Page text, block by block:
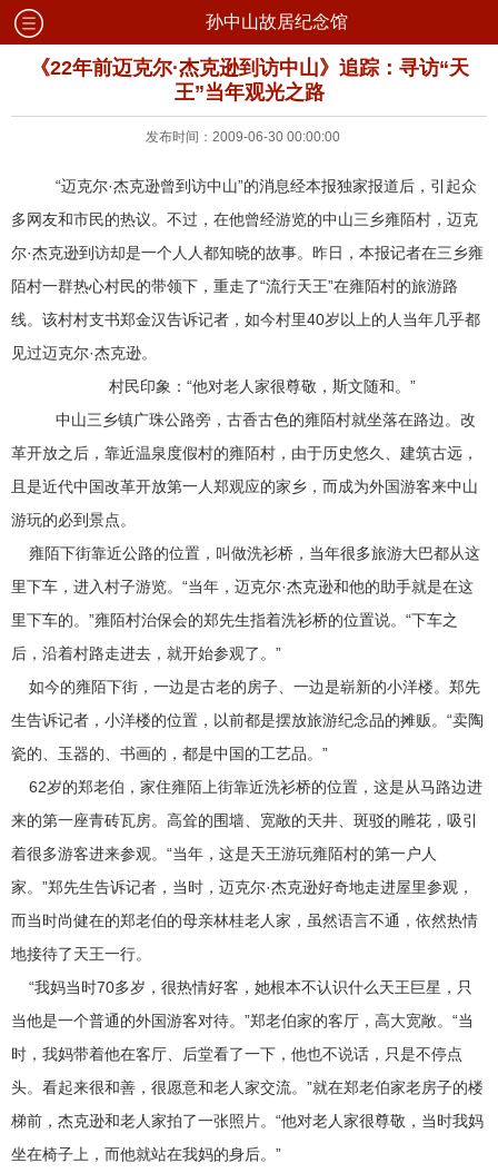
孙中山故居纪念馆
《22年前迈克尔·杰克逊到访中山》追踪：寻访“天
王”当年观光之路
发布时间：2009-06-30 00:00:00
“迈克尔·杰克逊曾到访中山”的消息经本报独家报道后，引起众
多网友和市民的热议。不过，在他曾经游览的中山三乡雍陌村，迈克
尔·杰克逊到访却是一个人人都知晓的故事。昨日，本报记者在三乡雍
陌村一群热心村民的带领下，重走了“流行天王”在雍陌村的旅游路
线。该村村支书郑金汉告诉记者，如今村里40岁以上的人当年几乎都
见过迈克尔·杰克逊。
村民印象：“他对老人家很尊敬，斯文随和。”
中山三乡镇广珠公路旁，古香古色的雍陌村就坐落在路边。改
革开放之后，靠近温泉度假村的雍陌村，由于历史悠久、建筑古远，
且是近代中国改革开放第一人郑观应的家乡，而成为外国游客来中山
游玩的必到景点。
雍陌下街靠近公路的位置，叫做洗衫桥，当年很多旅游大巴都从这
里下车，进入村子游览。“当年，迈克尔·杰克逊和他的助手就是在这
里下车的。”雍陌村治保会的郑先生指着洗衫桥的位置说。“下车之
后，沿着村路走进去，就开始参观了。”
如今的雍陌下街，一边是古老的房子、一边是崭新的小洋楼。郑先
生告诉记者，小洋楼的位置，以前都是摆放旅游纪念品的摊贩。“卖陶
瓷的、玉器的、书画的，都是中国的工艺品。”
62岁的郑老伯，家住雍陌上街靠近洗衫桥的位置，这是从马路边进
来的第一座青砖瓦房。高耸的围墙、宽敞的天井、斑驳的雕花，吸引
着很多游客进来参观。“当年，这是天王游玩雍陌村的第一户人
家。”郑先生告诉记者，当时，迈克尔·杰克逊好奇地走进屋里参观，
而当时尚健在的郑老伯的母亲林桂老人家，虽然语言不通，依然热情
地接待了天王一行。
“我妈当时70多岁，很热情好客，她根本不认识什么天王巨星，只
当他是一个普通的外国游客对待。”郑老伯家的客厅，高大宽敞。“当
时，我妈带着他在客厅、后堂看了一下，他也不说话，只是不停点
头。看起来很和善，很愿意和老人家交流。”就在郑老伯家老房子的楼
梯前，杰克逊和老人家拍了一张照片。“他对老人家很尊敬，当时我妈
坐在椅子上，而他就站在我妈的身后。”